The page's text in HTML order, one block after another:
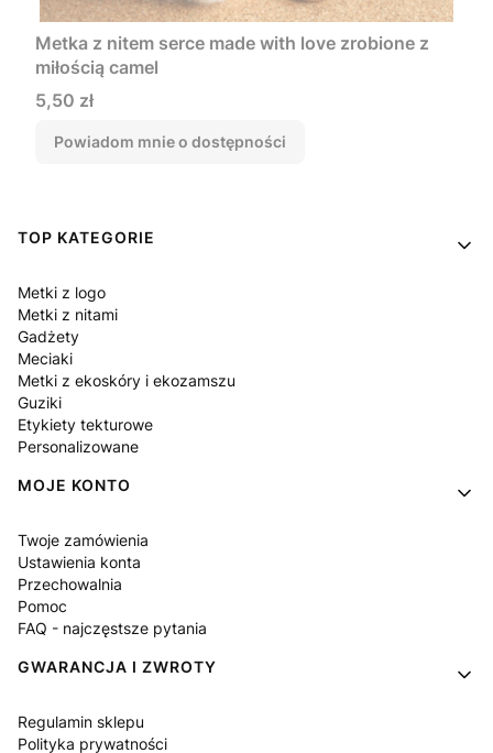
Metka z nitem serce made with love zrobione z
miłością camel
Cena
5,50 zł
Powiadom mnie o dostępności
Linki w stopce
TOP KATEGORIE
Metki z logo
Metki z nitami
Gadżety
Meciaki
Metki z ekoskóry i ekozamszu
Guziki
Etykiety tekturowe
Personalizowane
MOJE KONTO
Twoje zamówienia
Ustawienia konta
Przechowalnia
Pomoc
FAQ - najczęstsze pytania
GWARANCJA I ZWROTY
Regulamin sklepu
Polityka prywatności